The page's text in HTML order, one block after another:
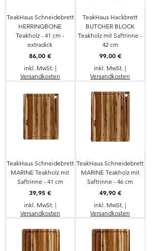
TeakHaus Schneidebrett
HERRINGBONE
Teakholz - 41 cm -
extradick
Preis
86,00 €
inkl. MwSt. |
Versandkosten
TeakHaus Hackbrett
BUTCHER BLOCK
Teakholz mit Saftrinne -
42 cm
Preis
99,00 €
inkl. MwSt. |
Versandkosten
TeakHaus Schneidebrett
MARINE Teakholz mit
Saftrinne - 41 cm
Preis
39,95 €
inkl. MwSt. |
Versandkosten
TeakHaus Schneidebrett
MARINE Teakholz mit
Saftrinne - 46 cm
Preis
49,90 €
inkl. MwSt. |
Versandkosten